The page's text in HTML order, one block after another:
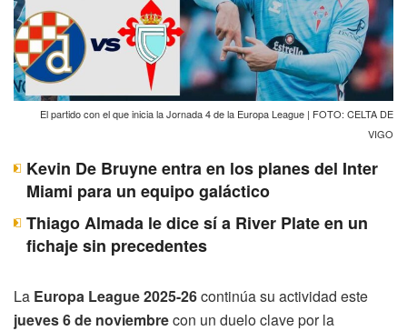
El partido con el que inicia la Jornada 4 de la Europa League | FOTO: CELTA DE
VIGO
Kevin De Bruyne entra en los planes del Inter
Miami para un equipo galáctico
Thiago Almada le dice sí a River Plate en un
fichaje sin precedentes
La Europa League 2025-26continúa su actividad este
jueves 6 de noviembrecon un duelo clave por la